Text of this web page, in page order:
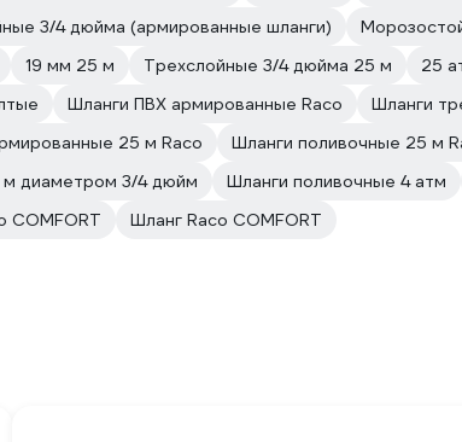
3/4 дюйма (армированные шланги)
19 мм 25 м Трехслойные 3/4 дюйма 25 м 25
Шланги ПВХ армированные Raco
Шланги
25 м Raco Шланги поливочные 25 м
м диаметром 3/4 дюйм Шланги поливочные 4 атм
COMFORT Шланг Raco COMFORT